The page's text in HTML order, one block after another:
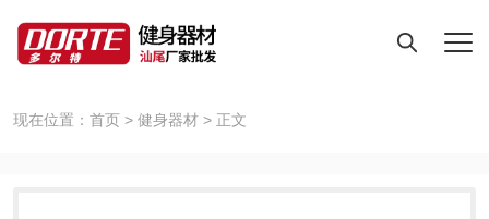
现在位置： 首页 > 健身器材 > 正文